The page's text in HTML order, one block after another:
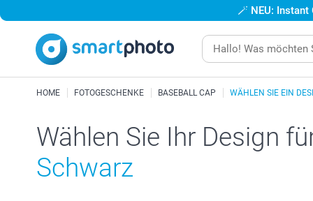
🪄 NEU:
HOME FOTOGESCHENKE BASEBALL CAP WÄHLEN SIE EIN
Wählen Sie Ihr Design
Schwarz